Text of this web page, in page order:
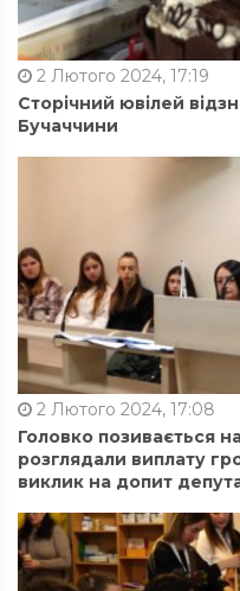
2 Лютого 2024, 17:19
Сторічний ювілей
Бучаччини
2 Лютого 2024, 17:08
Головко позивається
розглядали виплату
виклик на допит